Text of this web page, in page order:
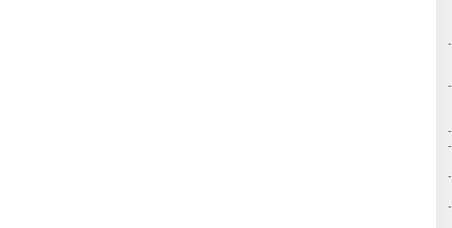
-
-
-
-
-
-